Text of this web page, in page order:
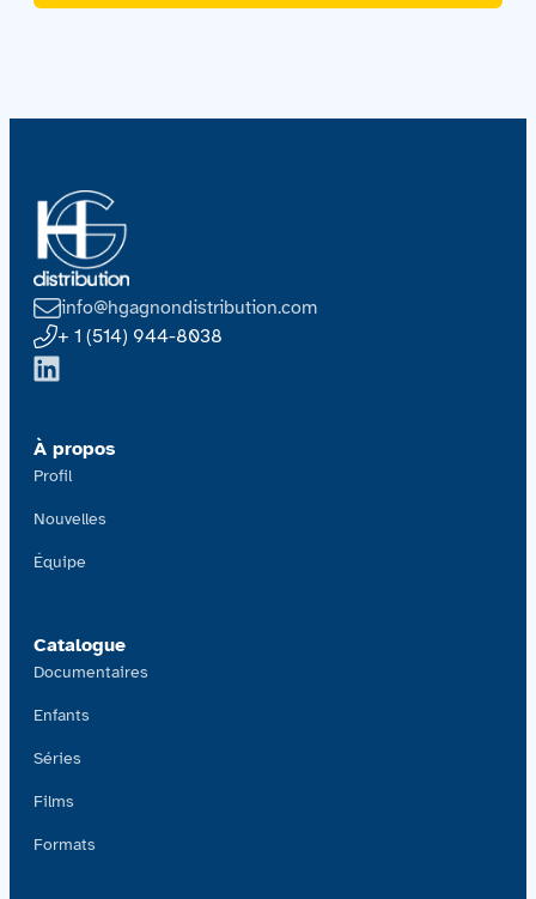
info@hgagnondistribution.com
+ 1 (514) 944-8038
À propos
Profil
Nouvelles
Équipe
Catalogue
Documentaires
Enfants
Séries
Films
Formats